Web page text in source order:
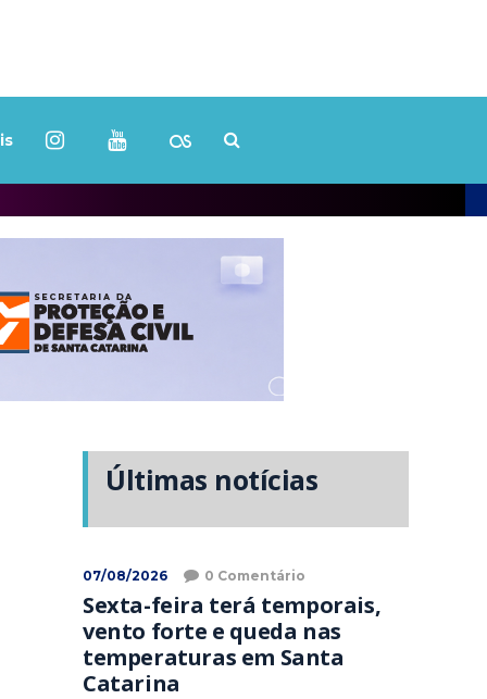
Últimas notícias
07/08/2026 0 Comentário
Sexta-feira terá temporais,
vento forte e queda nas
temperaturas em Santa
Catarina